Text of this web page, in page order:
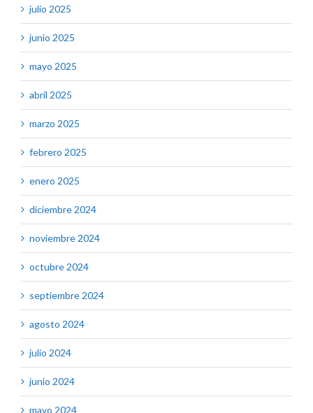
julio 2025
junio 2025
mayo 2025
abril 2025
marzo 2025
febrero 2025
enero 2025
diciembre 2024
noviembre 2024
octubre 2024
septiembre 2024
agosto 2024
julio 2024
junio 2024
mayo 2024